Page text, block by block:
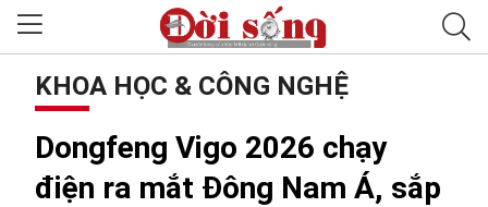
KHOA HỌC & CÔNG NGHỆ
Dongfeng Vigo 2026 chạy
điện ra mắt Đông Nam Á, sắp